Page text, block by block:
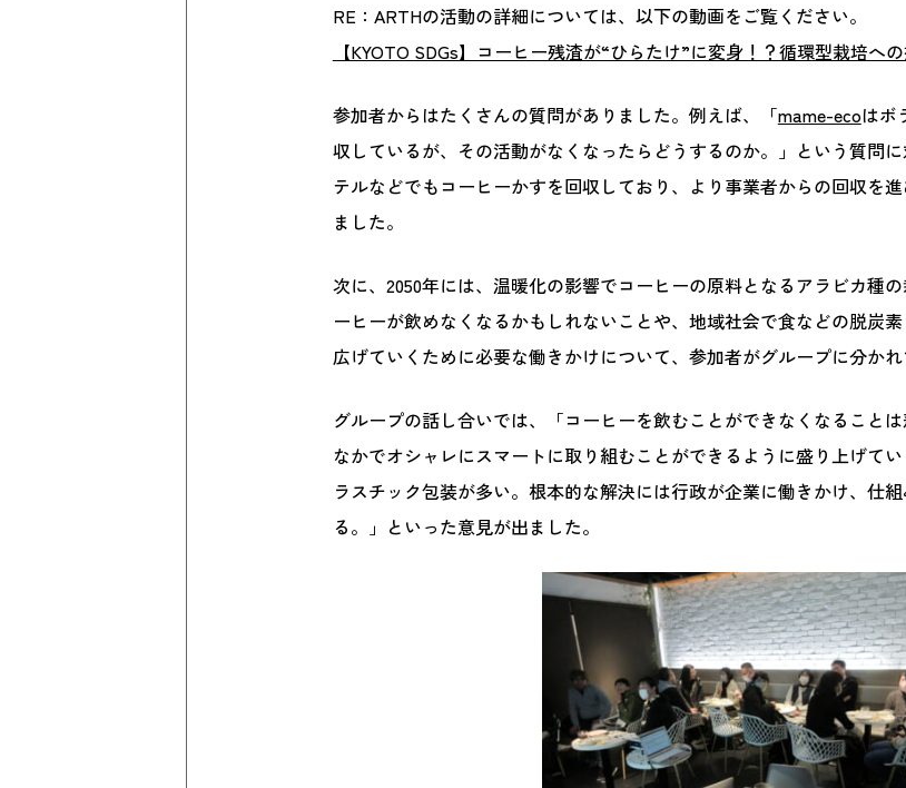
RE：ARTHの活動の詳細については、以下の動画をご覧ください。
【KYOTO SDGs】コーヒー残渣が“ひらたけ”に変身！？循環型栽培へ
参加者からはたくさんの質問がありました。例えば、「mame-ecoはボ
収しているが、その活動がなくなったらどうするのか。」という質問
テルなどでもコーヒーかすを回収しており、より事業者からの回収を
ました。
次に、2050年には、温暖化の影響でコーヒーの原料となるアラビカ種
ーヒーが飲めなくなるかもしれないことや、地域社会で食などの脱炭
広げていくために必要な働きかけについて、参加者がグループに分かれ
グループの話し合いでは、「コーヒーを飲むことができなくなること
なかでオシャレにスマートに取り組むことができるように盛り上げて
ラスチック包装が多い。根本的な解決には行政が企業に働きかけ、仕
る。」といった意見が出ました。